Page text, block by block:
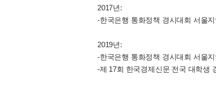
2017년:
-한국은행 통화정책 경시대회 서울
2019년:
-한국은행 통화정책 경시대회 서울
-제 17회 한국경제신문 전국 대학생